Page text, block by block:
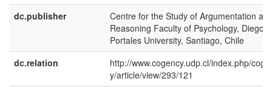
dc.publisher
Centre for the Study of Argumentation
Reasoning Faculty of Psychology, Diego
Portales University, Santiago, Chile
dc.relation
http://www.cogency.udp.cl/index.php/
y/article/view/293/121